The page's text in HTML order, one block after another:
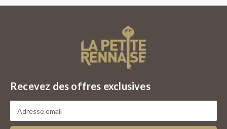
Recevez des offres exclusives